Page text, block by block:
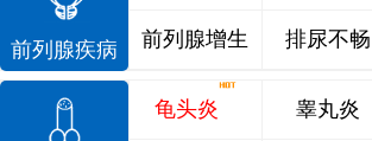
前列腺疾病 前列腺增生 排尿不畅
龟头炎 睾丸炎